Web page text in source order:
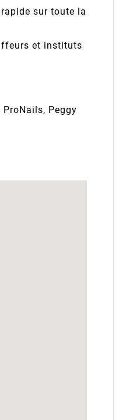
sur toute la
et instituts
Peggy